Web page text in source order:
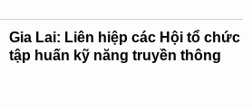
Gia Lai: Liên hiệp các Hội tổ chức
tập huấn kỹ năng truyền thông